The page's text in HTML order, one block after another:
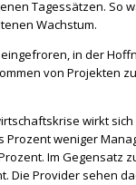
Tagessätzen. So
Wachstum.
in der
von Projekten
wirkt
weniger
Im
Provider sehen